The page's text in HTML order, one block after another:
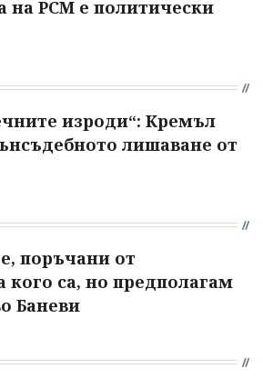
на РСМ е политически
изроди“: Кремъл
лишаване от
поръчани от
кого са, но предполагам
Баневи